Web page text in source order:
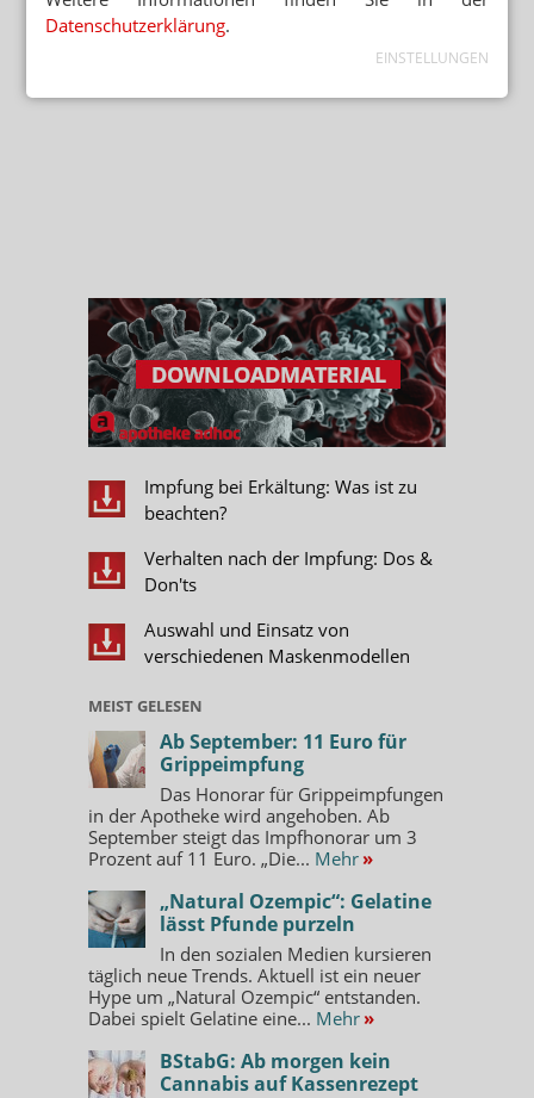
Datenschutzerklärung.
EINSTELLUNGEN
Impfung bei Erkältung: Was ist zu
beachten?
Verhalten nach der Impfung: Dos &
Don'ts
Auswahl und Einsatz von
verschiedenen Maskenmodellen
MEIST GELESEN
Ab September: 11 Euro für
Grippeimpfung
Das Honorar für Grippeimpfungen
in der Apotheke wird angehoben. Ab
September steigt das Impfhonorar um 3
Prozent auf 11 Euro. „Die... Mehr »
„Natural Ozempic“: Gelatine
lässt Pfunde purzeln
In den sozialen Medien kursieren
täglich neue Trends. Aktuell ist ein neuer
Hype um „Natural Ozempic“ entstanden.
Dabei spielt Gelatine eine... Mehr »
BStabG: Ab morgen kein
Cannabis auf Kassenrezept